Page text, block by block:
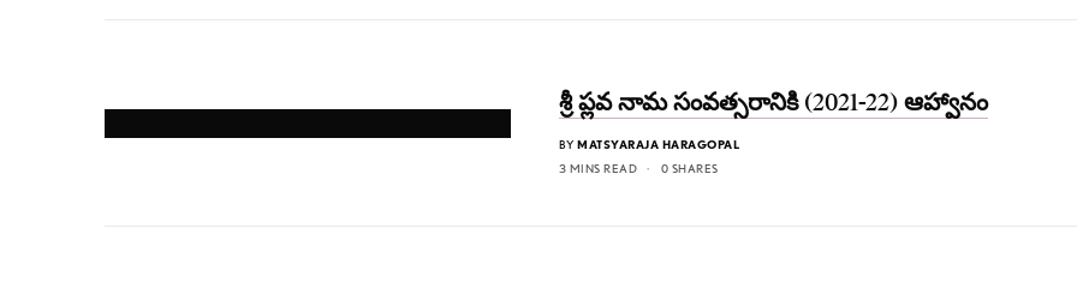
శ్రీ ప్లవ నామ సంవత్సరానికి (2021-22) ఆహ్వానం
BY MATSYARAJA HARAGOPAL
3 MINS READ
0 SHARES